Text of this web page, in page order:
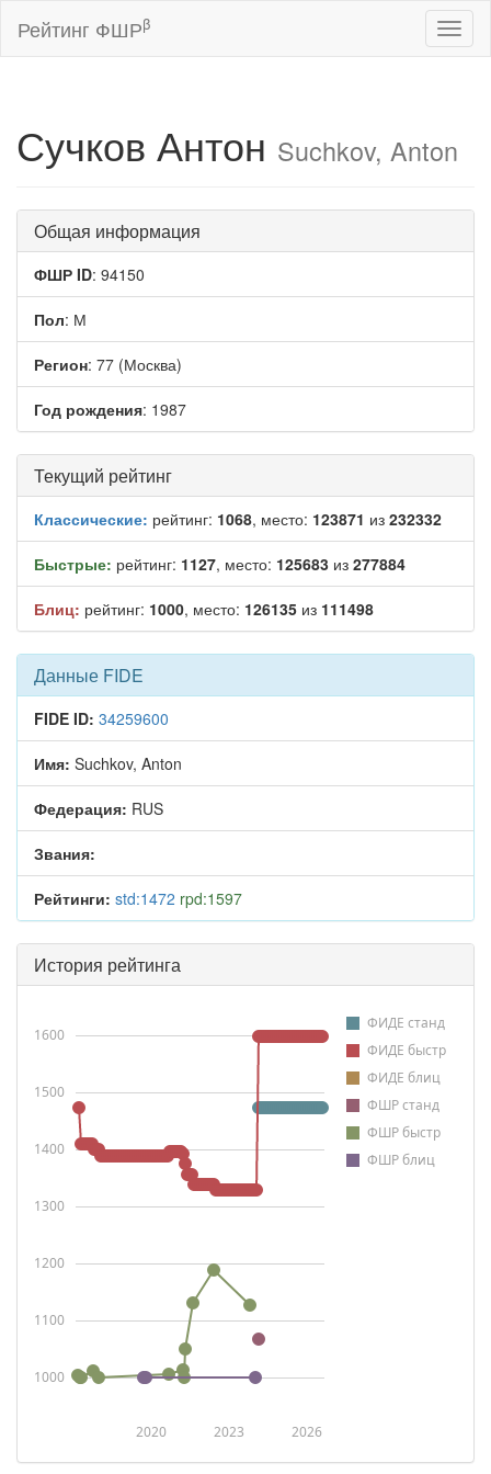
Рейтинг ФШРβ
Сучков Антон Suchkov, Anton
Общая информация
ФШР ID: 94150
Пол: М
Регион: 77 (Москва)
Год рождения: 1987
Текущий рейтинг
Классические: рейтинг: 1068, место: 123871 из 232332
Быстрые: рейтинг: 1127, место: 125683 из 277884
Блиц: рейтинг: 1000, место: 126135 из 111498
Данные FIDE
FIDE ID: 34259600
Имя: Suchkov, Anton
Федерация: RUS
Звания:
Рейтинги: std:1472 rpd:1597
История рейтинга
ФИДЕ станд
ФИДЕ быстр
ФИДЕ блиц
ФШР станд
ФШР быстр
ФШР блиц
2020 2023 2026
1000
1100
1200
1300
1400
1500
1600